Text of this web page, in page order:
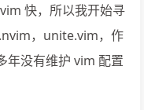
快，所以我开始寻
，unite.vim，作
年没有维护 vim 配置